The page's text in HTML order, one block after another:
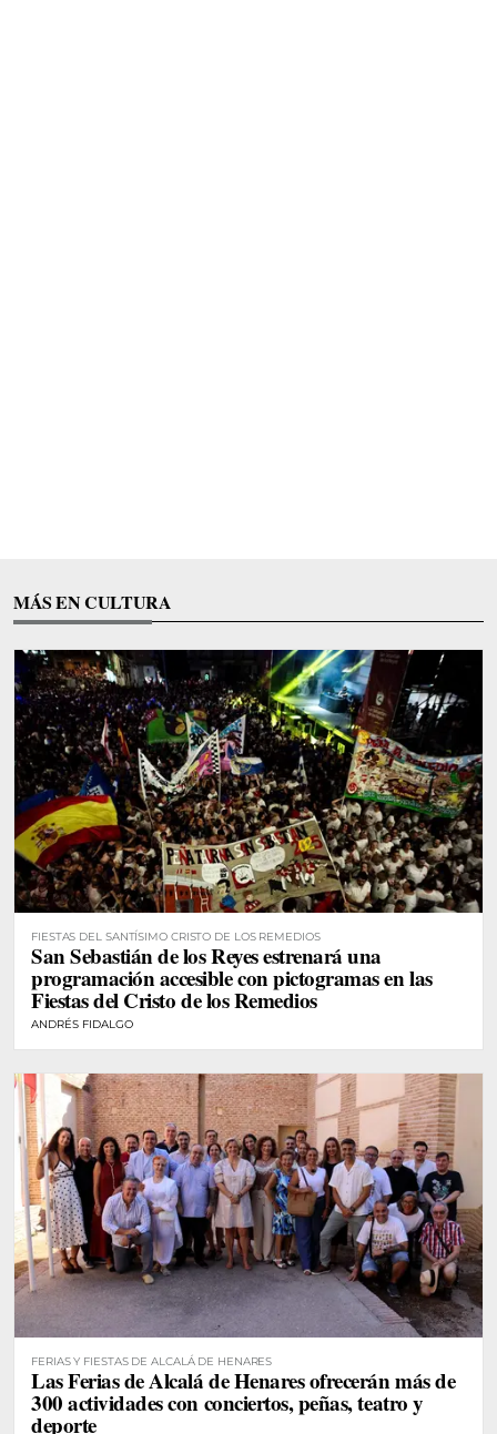
MÁS EN CULTURA
FIESTAS DEL SANTÍSIMO CRISTO DE LOS REMEDIOS
San Sebastián de los Reyes estrenará una
programación accesible con pictogramas en las
Fiestas del Cristo de los Remedios
ANDRÉS FIDALGO
FERIAS Y FIESTAS DE ALCALÁ DE HENARES
Las Ferias de Alcalá de Henares ofrecerán más de
300 actividades con conciertos, peñas, teatro y
deporte